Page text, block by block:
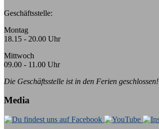
Geschäftsstelle:
Montag
18.15 - 20.00 Uhr
Mittwoch
09.00 - 11.00 Uhr
Die Geschäftsstelle ist in den Ferien geschlossen!
Media